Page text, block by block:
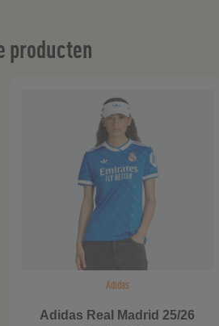
producten
Adidas
Adidas Real Madrid 25/26